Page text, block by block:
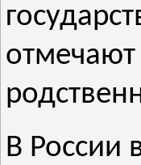
отмечают
В России